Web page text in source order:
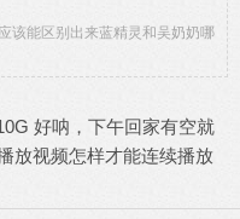
该能区别出来蓝精灵和吴奶奶哪
好呐，下午回家有空就
放视频怎样才能连续播放